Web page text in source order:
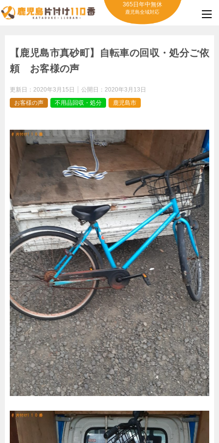
365日年中無休
鹿児島全域対応
【鹿児島市真砂町】自転車の回収・処分ご依
頼 お客様の声
更新日： 2020年3月15日 公開日： 2020年3月13日
お客様の声
不用品回収・処分 鹿児島市